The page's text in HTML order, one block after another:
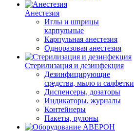
Анестезия
Иглы и шприцы
карпульные
Карпульная анестезия
Одноразовая анестезия
Стерилизация и дезинфекция
Дезинфицирующие
средства, мыло и салфетки
Диспенсеры, дозаторы
Индикаторы, журналы
Контейнеры
Пакеты, рулоны